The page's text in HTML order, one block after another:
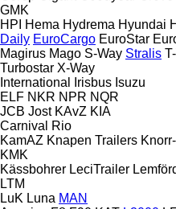
GMK
HPI
Hema Hydrema Hyundai
Daily EuroCargo EuroStar
Magirus Mago S-Way Stralis
Turbostar X-Way
International
Irisbus Isuzu
ELF NKR NPR NQR
JCB Jost KAvZ KIA
Carnival
Rio
KamAZ Knapen Trailers
KMK
Kässbohrer LeciTrailer
LTM
LuK Luna MAN